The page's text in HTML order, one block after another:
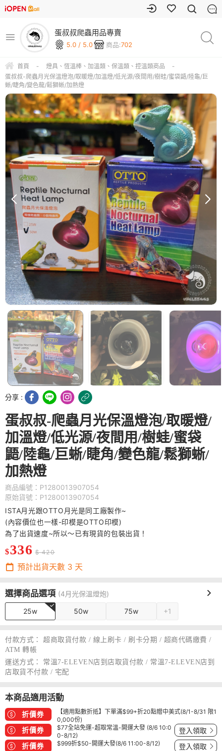
蛋叔叔爬蟲用品專賣
5.0 / 5.0 商品:702
首頁 - 燈具、恆溫棒、加溫類、保溫類、控溫類商品
-
蛋叔叔-爬蟲月光保溫燈泡/取暖燈/加溫燈/低光源/夜間用/樹蛙/蜜袋鼯/陸龜/巨
蜥/睫角/變色龍/鬆獅蜥/加熱燈
分享 :
蛋叔叔-爬蟲月光保溫燈泡/取暖燈/
加溫燈/低光源/夜間用/樹蛙/蜜袋
鼯/陸龜/巨蜥/睫角/變色龍/鬆獅蜥/
加熱燈
商品編號：P1280013907054
原始貨號：P1280013907054
ISTA月光跟OTTO月光是同工廠製作~
(內容價位也一樣-印模是OTTO印模)
為了出貨速度~所以～已有現貨的包裝出貨！
$336 $ 420
預計出貨天數 3 天
選擇商品選項 (4月光保溫燈炮)
25w 50w 75w +1
付款方式：
超商取貨付款 / 線上刷卡 / 刷卡分期 / 超商代碼繳費 /
ATM 轉帳
運送方式：
常溫7-ELEVEN店到店取貨付款 / 常溫7-ELEVEN店到
店取貨不付款 / 宅配
本商品適用活動
折價券
【適用點數折抵】下單滿$99+折20點贈中美式(8/1-8/31 限1
0,000份)
折價券
$77全站免運-超取常溫-開運大發 (8/6 10:0
0-8/12)
登入領取
折價券 $999折$50-開運大發(8/6 11:00-8/12) 登入領取